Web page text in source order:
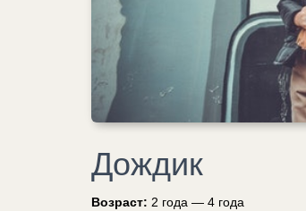
Дождик
Возраст: 2 года — 4 года